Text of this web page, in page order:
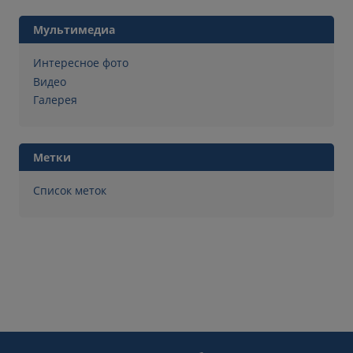
Мультимедиа
Интересное фото
Видео
Галерея
Метки
Список меток